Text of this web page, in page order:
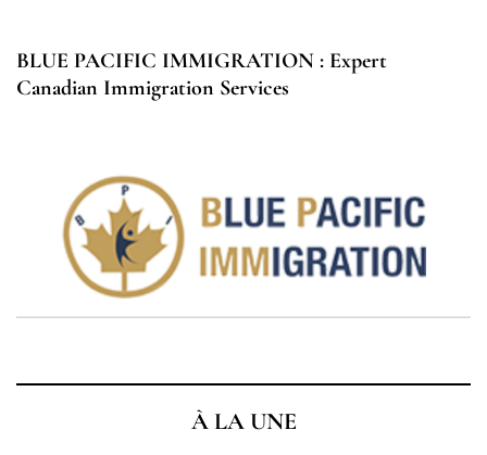
BLUE PACIFIC IMMIGRATION : Expert
Canadian Immigration Services
À LA UNE